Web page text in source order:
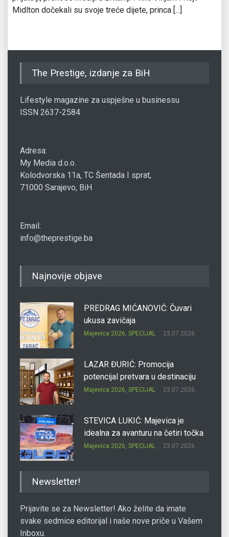
Midlton dočekali su svoje treće dijete, princa [...]
The Prestige, izdanje za BiH
Lifestyle magazine za uspješne u businessu
ISSN 2637-2584
Adresa:
My Media d.o.o.
Kolodvorska 11a, TC Šentada I sprat,
71000 Sarajevo, BiH
Email:
info@theprestige.ba
Najnovije objave
PREDRAG MIĆANOVIĆ: Čuvari
ukusa zavičaja
Majevica 2026, SPECIJAL 23.07.2026.
LAZAR ĐURIĆ: Promocija
potencijal pretvara u destinaciju
Majevica 2026, SPECIJAL 23.07.2026.
STEVICA LUKIĆ: Majevica je
idealna za avanturu na četiri točka
Majevica 2026, SPECIJAL 23.07.2026.
Newsletter!
Prijavite se za Newsletter! Ako želite da imate
svake sedmice editorijal i naše nove priče u Vašem
Inboxu.